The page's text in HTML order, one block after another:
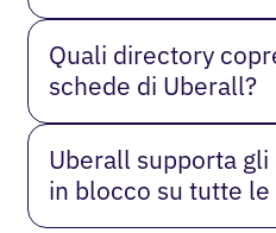
Quali directory
schede di Uberall?
Uberall supporta
in blocco su tutte le